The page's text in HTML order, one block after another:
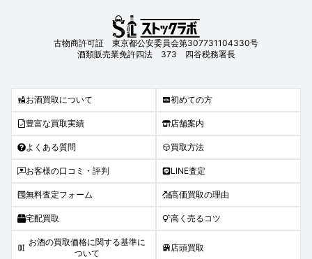
古物商許可証 東京都公安委員会第307731104330号
酒類販売業免許四法 373 四谷税務署長
お酒買取について 初めての方
豊富な買取実績 店舗案内
よくある質問 買取方法
お客様の口コミ・評判 LINE査定
無料査定フォーム 高価買取の理由
宅配買取 高く売るコツ
お酒の買取価格に関する基準に
ついて
店頭買取